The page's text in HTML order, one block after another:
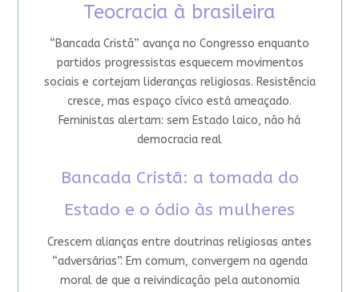
Teocracia à brasileira
“Bancada Cristã” avança no Congresso enquanto
partidos progressistas esquecem movimentos
sociais e cortejam lideranças religiosas. Resistência
cresce, mas espaço cívico está ameaçado.
Feministas alertam: sem Estado laico, não há
democracia real
Bancada Cristã: a tomada do
Estado e o ódio às mulheres
Crescem alianças entre doutrinas religiosas antes
“adversárias”. Em comum, convergem na agenda
moral de que a reivindicação pela autonomia